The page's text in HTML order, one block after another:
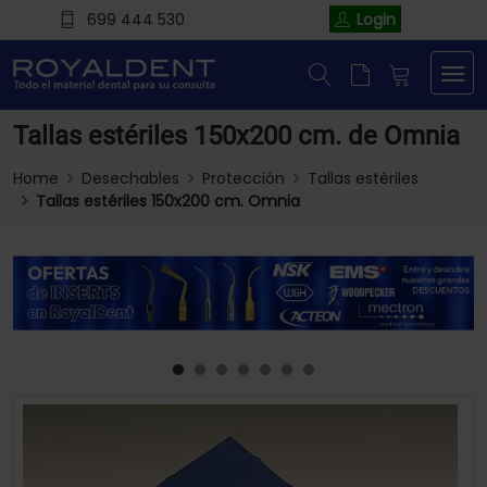
699 444 530 Login
Tallas estériles 150x200 cm. de Omnia
Home Desechables Protección
Tallas estériles
Tallas estériles 150x200 cm. Omnia